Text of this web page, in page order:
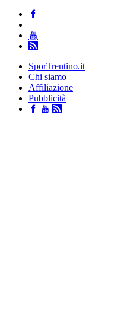
SporTrentino.it
Chi siamo
Affiliazione
Pubblicità